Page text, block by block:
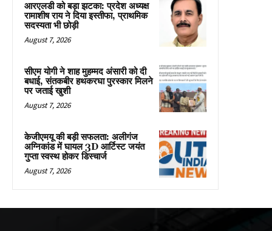
आरएलडी को बड़ा झटका: प्रदेश अध्यक्ष
रामाशीष राय ने दिया इस्तीफा, प्राथमिक
सदस्यता भी छोड़ी
August 7, 2026
सीएम योगी ने शाह मुहम्मद अंसारी को दी
बधाई, संतकबीर हथकरघा पुरस्कार मिलने
पर जताई खुशी
August 7, 2026
केजीएमयू की बड़ी सफलता: अलीगंज
अग्निकांड में घायल 3D आर्टिस्ट जयंत
गुप्ता स्वस्थ होकर डिस्चार्ज
August 7, 2026